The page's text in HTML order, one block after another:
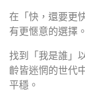
在「快，還要更
有更愜意的選擇。
找到「我是誰」
齡皆迷惘的世代
平穩。